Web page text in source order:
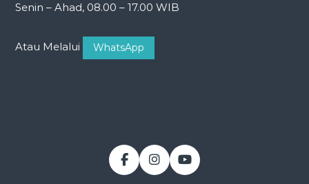
Senin – Ahad, 08.00 – 17.00 WIB
Atau Melalui WhatsApp